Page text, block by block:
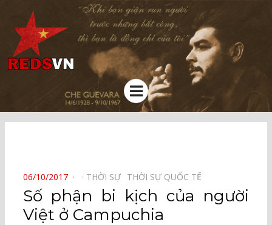
Kênh chia sẻ tri thức cộng đồng
Menu
POSTED
ON
06/10/2017 THỜI SỰ⠀ THỜI SỰ QUỐC TẾ⠀
Số phận bi kịch của người
Việt ở Campuchia